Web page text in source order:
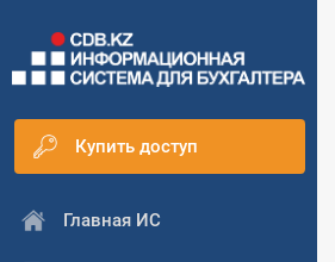
Купить доступ
Главная ИС